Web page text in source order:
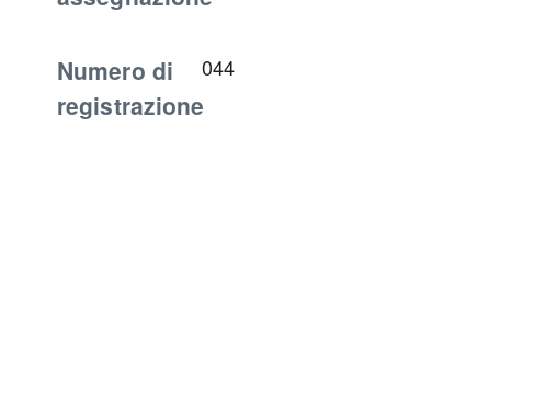
Numero di
registrazione
044